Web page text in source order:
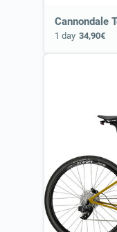
1 day 34,90€